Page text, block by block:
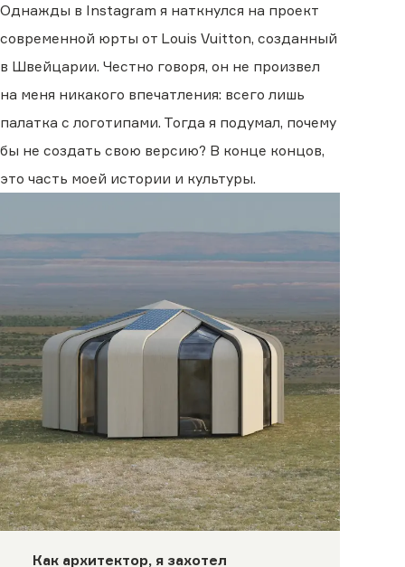
Однажды в Instagram я наткнулся на проект
современной юрты от Louis Vuitton, созданный
в Швейцарии. Честно говоря, он не произвел
на меня никакого впечатления: всего лишь
палатка с логотипами. Тогда я подумал, почему
бы не создать свою версию? В конце концов,
это часть моей истории и культуры.
Как архитектор, я захотел